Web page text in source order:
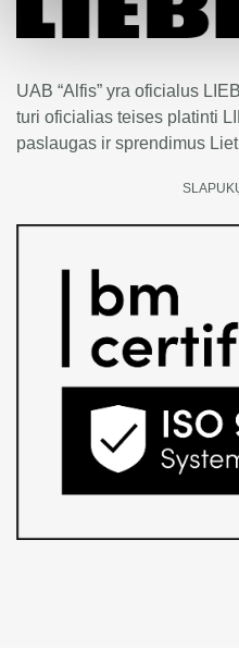
UAB “Alfis” yra oficialus
turi oficialias teises platinti
paslaugas ir sprendimus